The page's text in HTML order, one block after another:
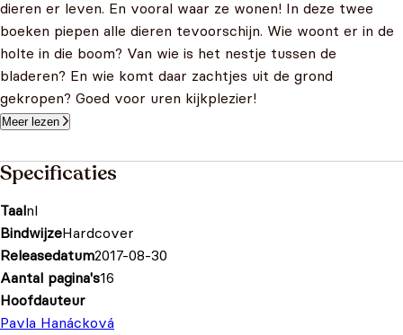
dieren er leven. En vooral waar ze wonen! In deze twee
boeken piepen alle dieren tevoorschijn. Wie woont er in de
holte in die boom? Van wie is het nestje tussen de
bladeren? En wie komt daar zachtjes uit de grond
gekropen? Goed voor uren kijkplezier!
Meer lezen
Specificaties
Taalnl
BindwijzeHardcover
Releasedatum2017-08-30
Aantal pagina's16
Hoofdauteur
Pavla Hanácková